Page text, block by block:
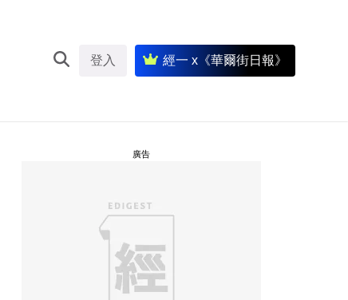
登入 經一 x《華爾街日報》
廣告